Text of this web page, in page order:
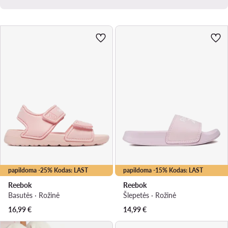
papildoma -25% Kodas: LAST
Reebok
Basutės · Rožinė
16,99€
papildoma -15% Kodas: LAST
Reebok
Šlepetės · Rožinė
14,99€